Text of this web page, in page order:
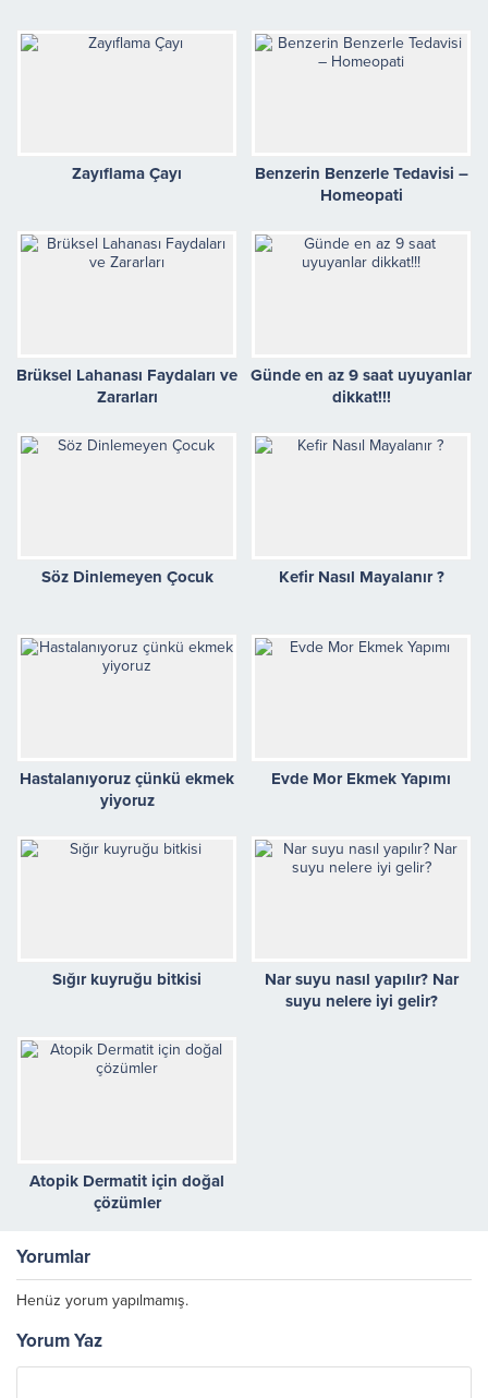
Zayıflama Çayı
Benzerin Benzerle Tedavisi –
Homeopati
Brüksel Lahanası Faydaları ve
Zararları
Günde en az 9 saat uyuyanlar
dikkat!!!
Söz Dinlemeyen Çocuk Kefir Nasıl Mayalanır ?
Hastalanıyoruz çünkü ekmek
yiyoruz
Evde Mor Ekmek Yapımı
Sığır kuyruğu bitkisi
Nar suyu nasıl yapılır? Nar
suyu nelere iyi gelir?
Atopik Dermatit için doğal
çözümler
Yorumlar
Henüz yorum yapılmamış.
Yorum Yaz